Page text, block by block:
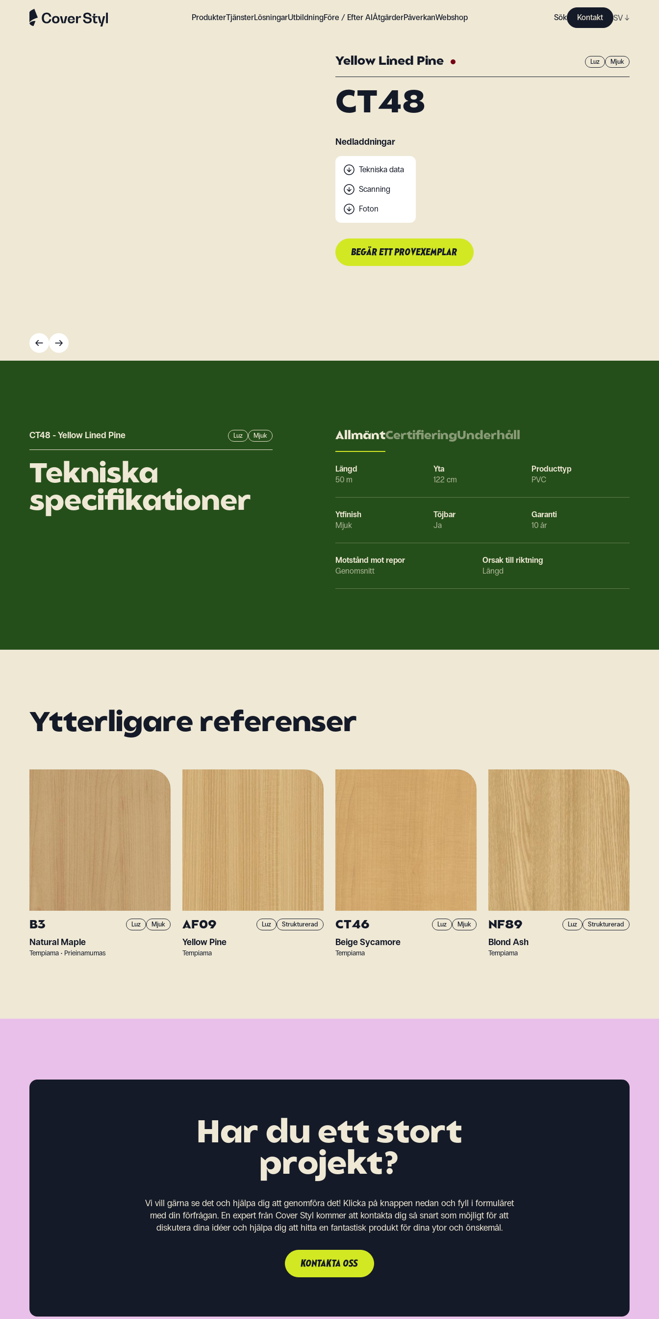
ProdukterTjänsterLösningarUtbildningFöre / Efter AIÅtgärderPåverkanWebshop Sök Kontakt SV ↓
Yellow Lined Pine Luz Mjuk
CT48
Nedladdningar
Tekniska data
Scanning
Foton
BEGÄR ETT PROVEXEMPLAR
CT48 -Yellow Lined Pine Luz Mjuk
Tekniska
specifikationer
AllmäntCertifieringUnderhåll
Längd
50 m
Yta
122 cm
Producttyp
PVC
Ytfinish
Mjuk
Töjbar
Ja
Garanti
10 år
Motstånd mot repor
Genomsnitt
Orsak till riktning
Längd
Ytterligare referenser
B3 Luz Mjuk
Natural Maple
Tempiama • Prieinamumas
AF09 Luz Strukturerad
Yellow Pine
Tempiama
CT46 Luz Mjuk
Beige Sycamore
Tempiama
NF89 Luz Strukturerad
Blond Ash
Tempiama
Har du ett stort
projekt?
Vi vill gärna se det och hjälpa dig att genomföra det! Klicka på knappen nedan och fyll i formuläret
med din förfrågan. En expert från Cover Styl kommer att kontakta dig så snart som möjligt för att
diskutera dina idéer och hjälpa dig att hitta en fantastisk produkt för dina ytor och önskemål.
KONTAKTA OSS